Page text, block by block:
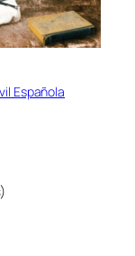
Española
)